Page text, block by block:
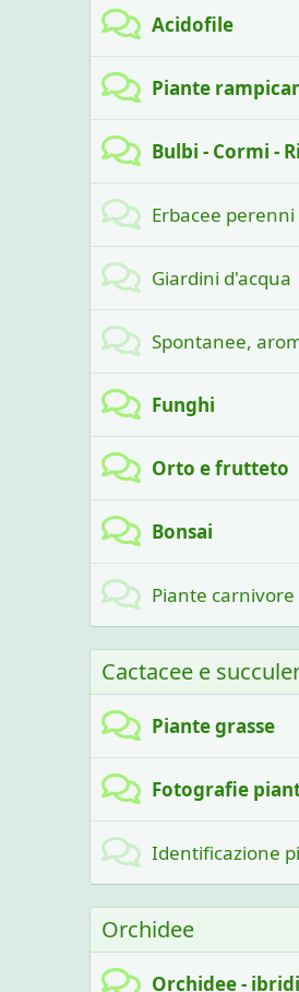
Acidofile
Piante
Bulbi - Cormi -
Erbacee
Giardini d'acqua
Spontanee,
Funghi
Orto e frutteto
Bonsai
Piante carnivore
Cactacee e
Piante grasse
Fotografie
Identificazione
Orchidee
Orchidee -